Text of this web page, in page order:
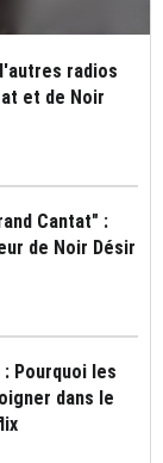
radios
et de Noir
Cantat" :
de Noir Désir
Pourquoi les
dans le